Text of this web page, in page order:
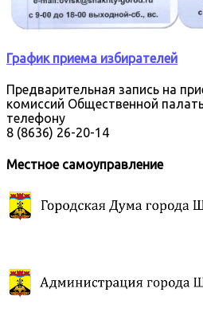
График приема избирателей
Предварительная запись на
комиссий Общественной
телефону
8 (8636) 26-20-14
Местное самоуправление